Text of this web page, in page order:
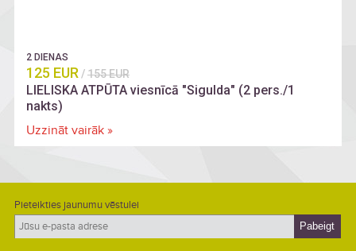
2 DIENAS
125 EUR /155 EUR
LIELISKA ATPŪTA viesnīcā "Sigulda" (2 pers./1
nakts)
Uzzināt vairāk »
Pieteikties jaunumu vēstulei